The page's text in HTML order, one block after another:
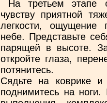
На третьем этапе
чувству приятной
легкости, ощущение
небе. Представьте
парящей в высоте.
откройте глаза,
потянитесь.
Сядьте на коврике
поднимитесь на ноги.